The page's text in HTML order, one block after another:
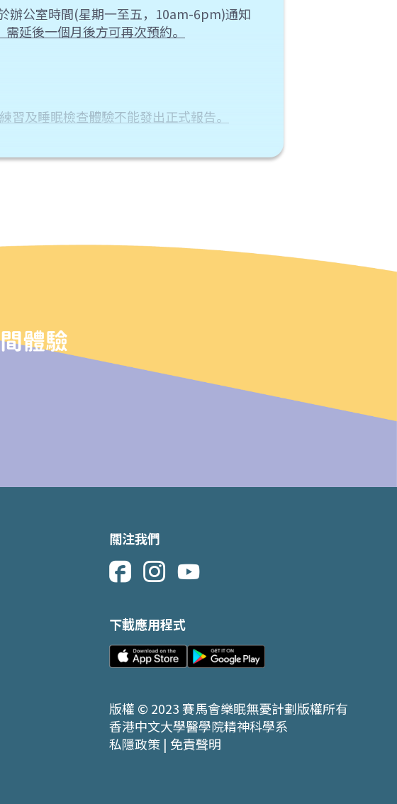
辦公室時間(星期一至五，10am-6pm)通知
延後一個月後方可再次預約。
及睡眠檢查體驗不能發出正式報告。
，本中心概不負責。
使用。中心職員亦有權在緊急情況下進入
。
狀、沒有如視網膜剝離、白內障、青光眼
與照光體驗。
癲癇。如參加者有以上情況，不能參與放
定權。
體驗
關注我們
下載應用程式
版權 © 2023 賽馬會樂眠無憂計劃版權所有
香港中文大學醫學院精神科學系
私隱政策 | 免責聲明